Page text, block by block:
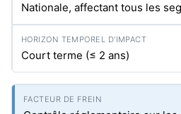
Nationale, affectant tous les
Court terme (≤ 2 ans)